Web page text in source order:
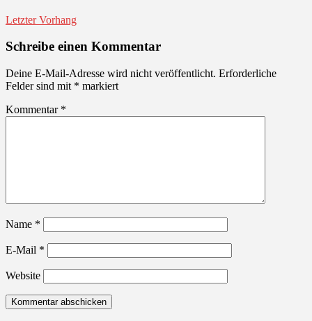
Letzter Vorhang
Schreibe einen Kommentar
Deine E-Mail-Adresse wird nicht veröffentlicht. Erforderliche
Felder sind mit * markiert
Kommentar *
Name *
E-Mail *
Website